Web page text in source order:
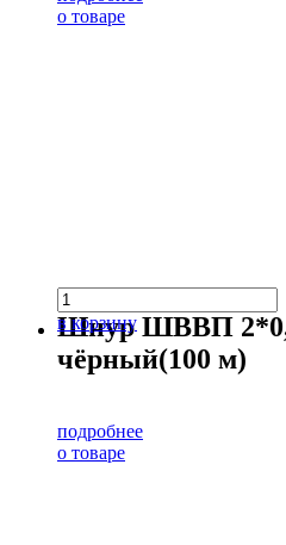
о товаре
в корзину
Шнур ШВВП
чёрный(100 м)
подробнее
о товаре